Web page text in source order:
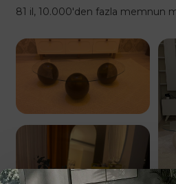
81 il, 10.000'den fazla memnun